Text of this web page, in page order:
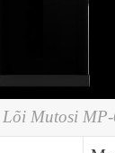
Mutosi